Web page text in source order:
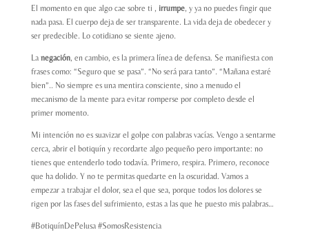
El momento en que algo cae sobre ti , irrumpe, y ya no puedes fingir que
nada pasa. El cuerpo deja de ser transparente. La vida deja de obedecer y
ser predecible. Lo cotidiano se siente ajeno.
La negación, en cambio, es la primera línea de defensa. Se manifiesta con
frases como: “Seguro que se pasa”. “No será para tanto”. “Mañana estaré
bien”.. No siempre es una mentira consciente, sino a menudo el
mecanismo de la mente para evitar romperse por completo desde el
primer momento.
Mi intención no es suavizar el golpe con palabras vacías. Vengo a sentarme
cerca, abrir el botiquín y recordarte algo pequeño pero importante: no
tienes que entenderlo todo todavía. Primero, respira. Primero, reconoce
que ha dolido. Y no te permitas quedarte en la oscuridad. Vamos a
empezar a trabajar el dolor, sea el que sea, porque todos los dolores se
rigen por las fases del sufrimiento, estas a las que he puesto mis palabras…
#BotiquínDePelusa #SomosResistencia